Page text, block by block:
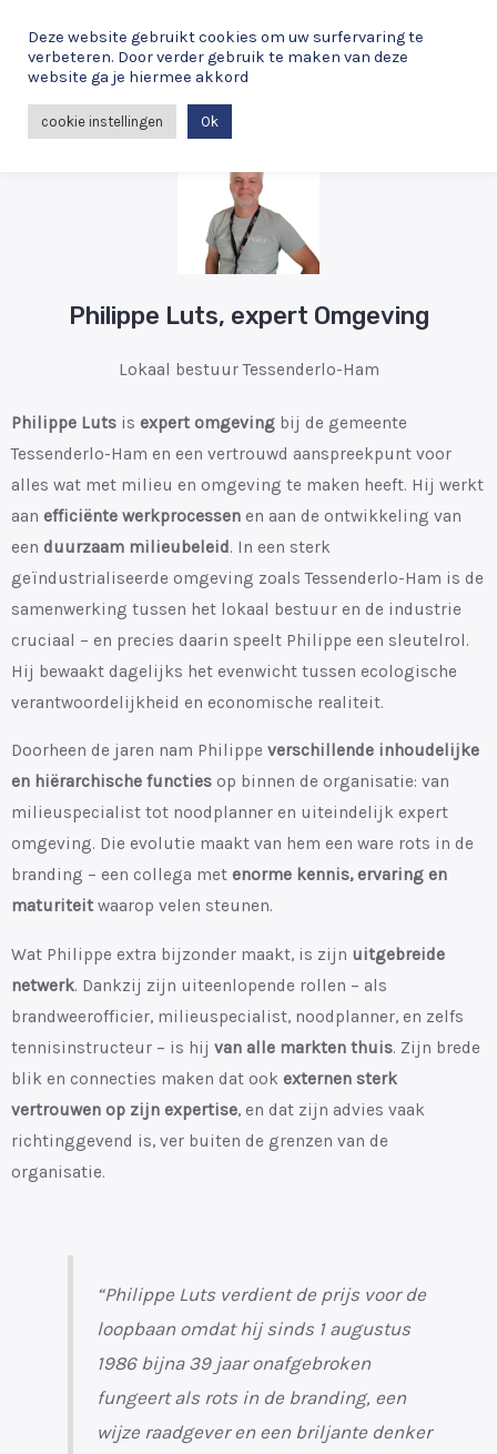
naar
inhoud
Philippe Luts, expert Omgeving
Lokaal bestuur Tessenderlo-Ham
Philippe Luts is expert omgeving bij de gemeente
Tessenderlo-Ham en een vertrouwd aanspreekpunt voor
alles wat met milieu en omgeving te maken heeft. Hij werkt
aan efficiënte werkprocessen en aan de ontwikkeling van
een duurzaam milieubeleid. In een sterk
geïndustrialiseerde omgeving zoals Tessenderlo-Ham is de
samenwerking tussen het lokaal bestuur en de industrie
cruciaal – en precies daarin speelt Philippe een sleutelrol.
Hij bewaakt dagelijks het evenwicht tussen ecologische
verantwoordelijkheid en economische realiteit.
Doorheen de jaren nam Philippe verschillende inhoudelijke
en hiërarchische functies op binnen de organisatie: van
milieuspecialist tot noodplanner en uiteindelijk expert
omgeving. Die evolutie maakt van hem een ware rots in de
branding – een collega met enorme kennis, ervaring en
maturiteit waarop velen steunen.
Wat Philippe extra bijzonder maakt, is zijn uitgebreide
netwerk. Dankzij zijn uiteenlopende rollen – als
brandweerofficier, milieuspecialist, noodplanner, en zelfs
tennisinstructeur – is hij van alle markten thuis. Zijn brede
blik en connecties maken dat ook externen sterk
vertrouwen op zijn expertise, en dat zijn advies vaak
richtinggevend is, ver buiten de grenzen van de
organisatie.
“Philippe Luts verdient de prijs voor de
loopbaan omdat hij sinds 1 augustus
1986 bijna 39 jaar onafgebroken
fungeert als rots in de branding, een
wijze raadgever en een briljante denker
Deze website gebruikt cookies om uw surfervaring te
verbeteren. Door verder gebruik te maken van deze
website ga je hiermee akkord
cookie instellingen Ok